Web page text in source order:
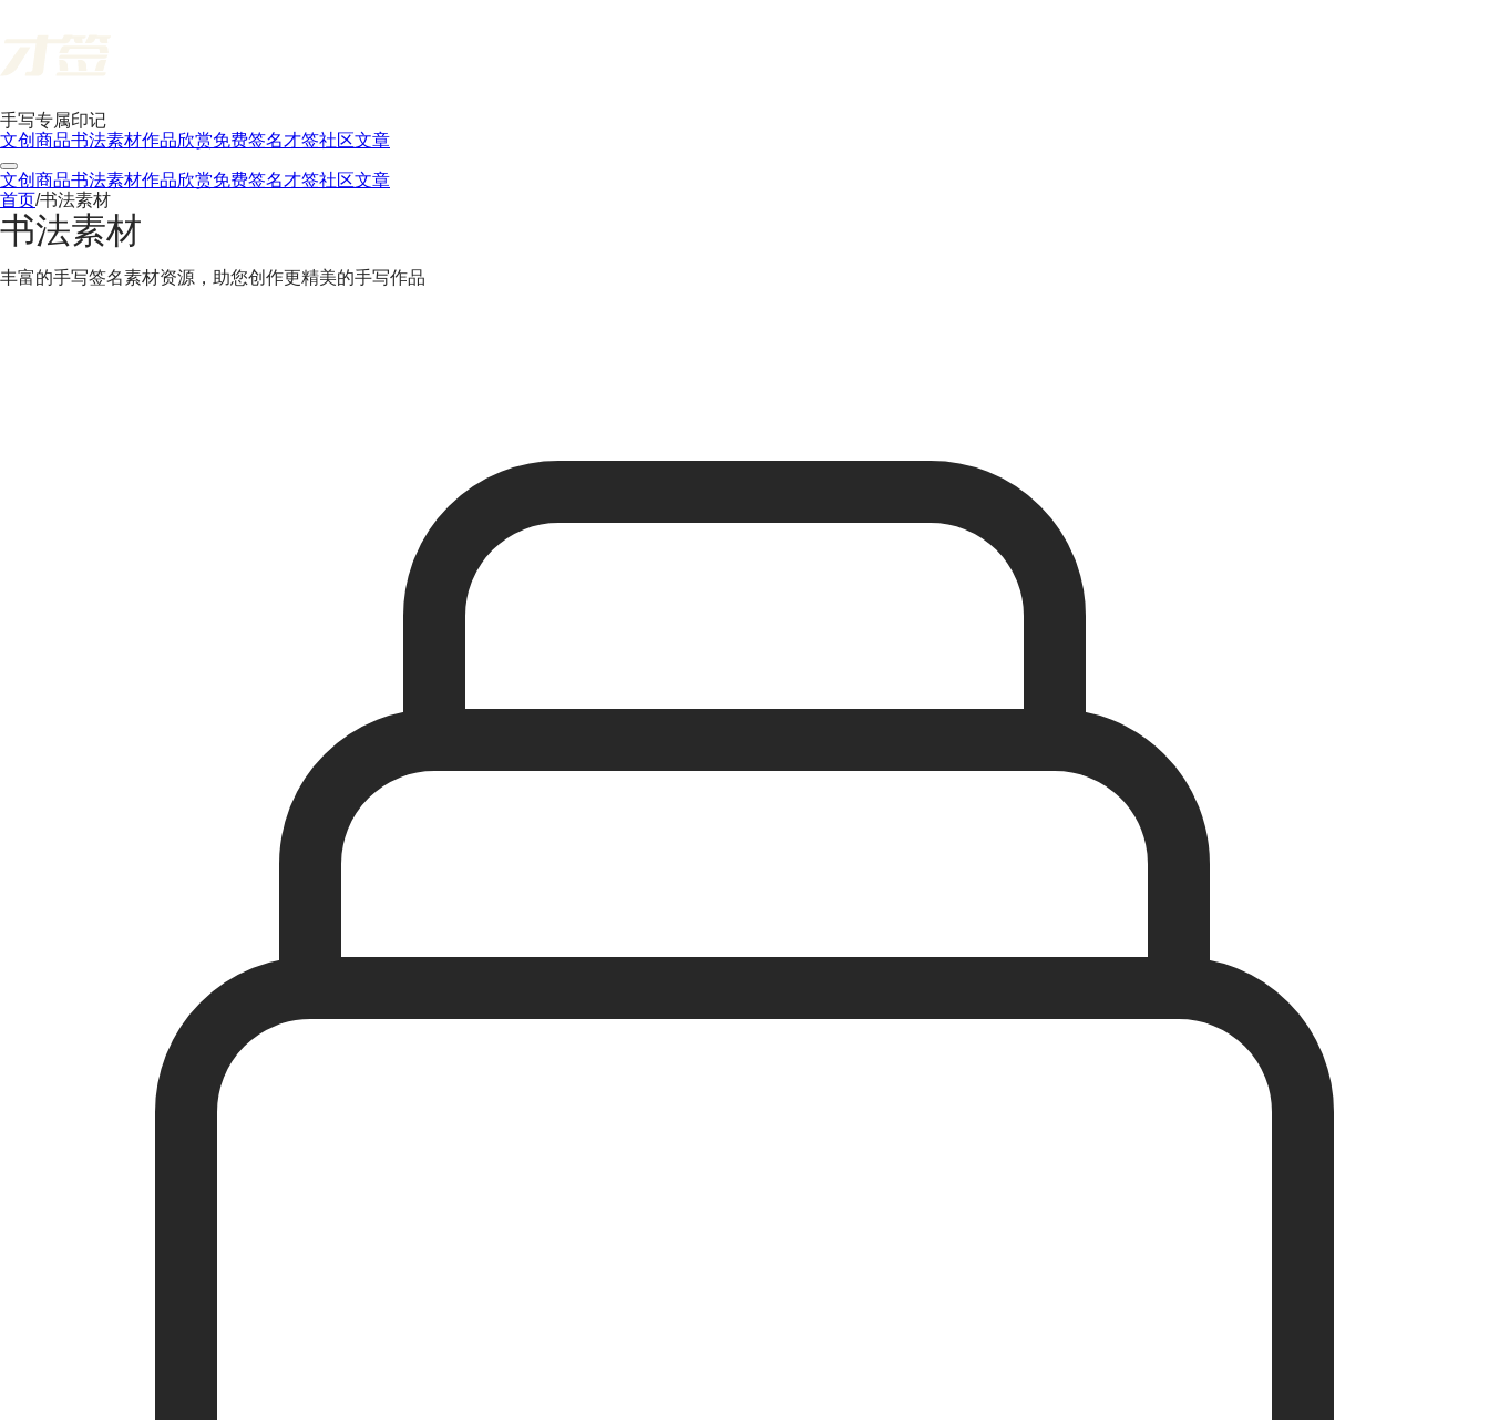
手写专属印记
文创商品书法素材作品欣赏免费签名才签社区文章
文创商品书法素材作品欣赏免费签名才签社区文章
首页/书法素材
书法素材
丰富的手写签名素材资源，助您创作更精美的手写作品